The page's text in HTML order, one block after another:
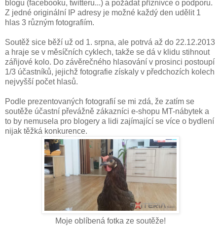
blogu (facebooku, twitteru...) a požádat příznivce o podporu.
Z jedné originální IP adresy je možné každý den udělit 1
hlas 3 různým fotografiím.
Soutěž sice běží už od 1. srpna, ale potrvá až do 22.12.2013
a hraje se v měsíčních cyklech, takže se dá v klidu stihnout
zářijové kolo. Do závěrečného hlasování v prosinci postoupí
1/3 účastníků, jejichž fotografie získaly v předchozích kolech
nejvyšší počet hlasů.
Podle prezentovaných fotografií se mi zdá, že zatím se
soutěže účastní převážně zákazníci e-shopu MT-nábytek a
to by nemusela pro blogery a lidi zajímající se více o bydlení
nijak těžká konkurence.
Moje oblíbená fotka ze soutěže!